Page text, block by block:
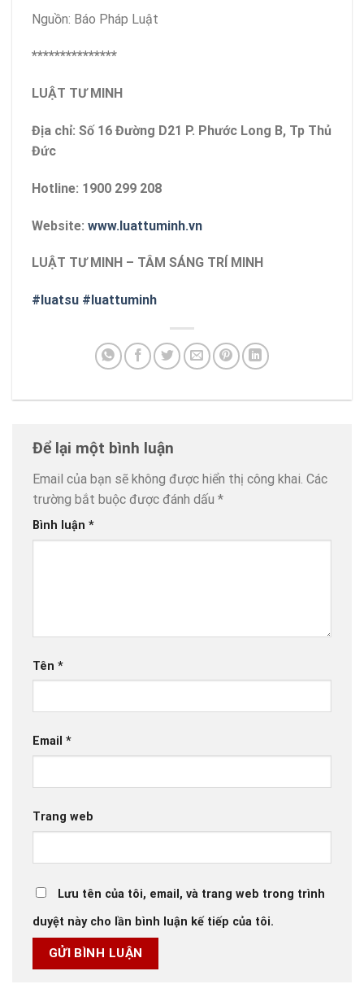
Nguồn: Báo Pháp Luật
***************
LUẬT TƯ MINH
Địa chỉ: Số 16 Đường D21 P. Phước Long B, Tp Thủ
Đức
Hotline: 1900 299 208
Website: www.luattuminh.vn
LUẬT TƯ MINH – TÂM SÁNG TRÍ MINH
#luatsu #luattuminh
Để lại một bình luận
Email của bạn sẽ không được hiển thị công khai. Các
trường bắt buộc được đánh dấu *
Bình luận *
Tên *
Email *
Trang web
Lưu tên của tôi, email, và trang web trong trình
duyệt này cho lần bình luận kế tiếp của tôi.